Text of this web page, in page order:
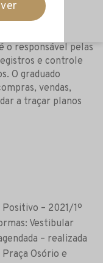
o responsável pelas
e controle
O graduado
vendas,
a traçar planos
– 2021/1º
Vestibular
– realizada
Osório e